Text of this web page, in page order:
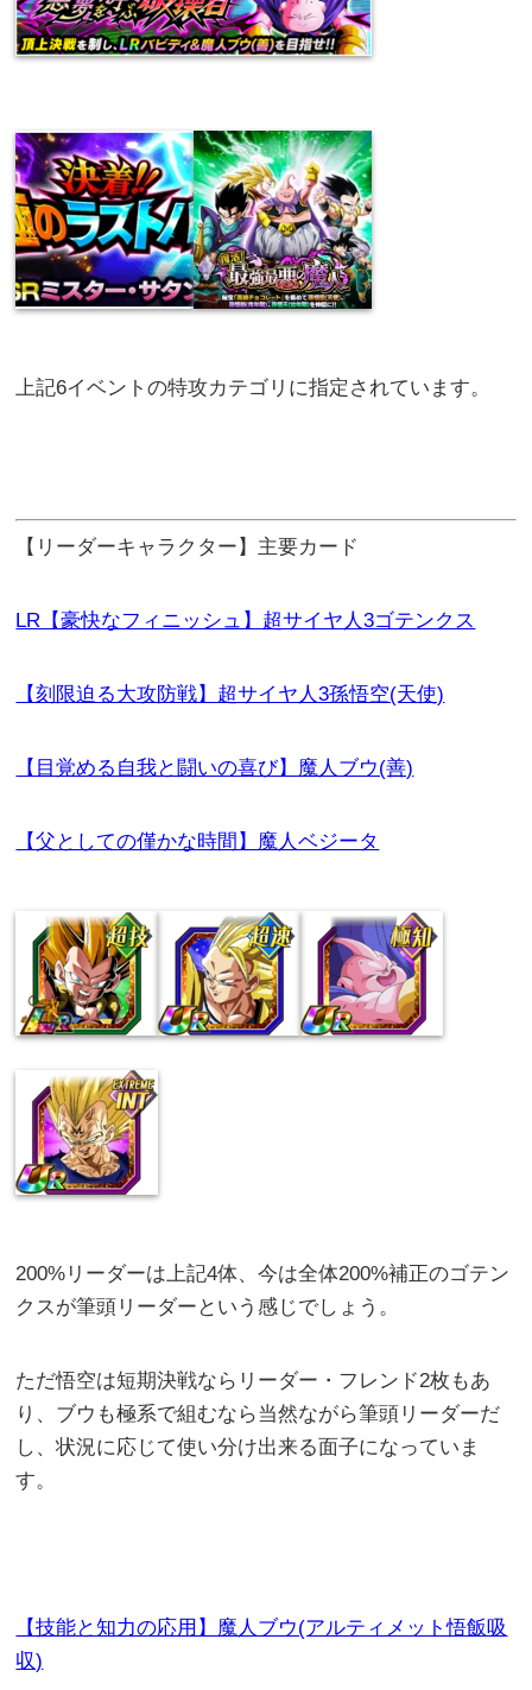
上記6イベントの特攻カテゴリに指定されています。
【リーダーキャラクター】主要カード
LR【豪快なフィニッシュ】超サイヤ人3ゴテンクス
【刻限迫る大攻防戦】超サイヤ人3孫悟空(天使)
【目覚める自我と闘いの喜び】魔人ブウ(善)
【父としての僅かな時間】魔人ベジータ
200%リーダーは上記4体、今は全体200%補正のゴテン
クスが筆頭リーダーという感じでしょう。
ただ悟空は短期決戦ならリーダー・フレンド2枚もあ
り、ブウも極系で組むなら当然ながら筆頭リーダーだ
し、状況に応じて使い分け出来る面子になっていま
す。
【技能と知力の応用】魔人ブウ(アルティメット悟飯吸
収)